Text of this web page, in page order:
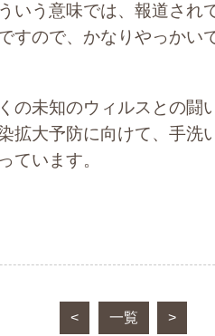
いう意味では、報道され
すので、かなりやっかい
未知のウィルスとの闘
拡大予防に向けて、手洗
ています。
< 一覧 >